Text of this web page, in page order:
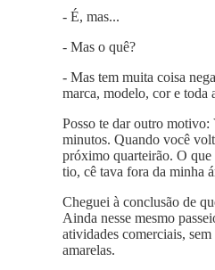
- É, mas...
- Mas o quê?
- Mas tem muita coisa
marca, modelo, cor e toda
Posso te dar outro motivo:
minutos. Quando você
próximo quarteirão. O
tio, cê tava fora da minha
Cheguei à conclusão de
Ainda nesse mesmo
atividades comerciais,
amarelas.